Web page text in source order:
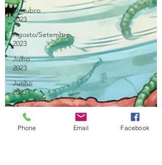
Outubro
2023
Agosto/Setembro
2023
Julho
2023
Junho
2023
Maio
2023
Abril
Phone Email Facebook